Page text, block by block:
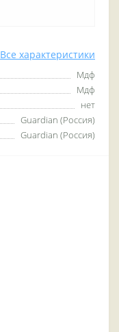
Все характеристики
Мдф
Мдф
нет
Guardian (Россия)
Guardian (Россия)